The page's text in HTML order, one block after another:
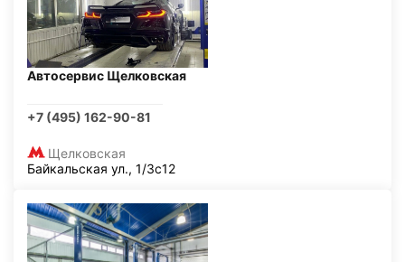
Автосервис Щелковская
+7 (495) 162-90-81
Щелковская
Байкальская ул., 1/3с12